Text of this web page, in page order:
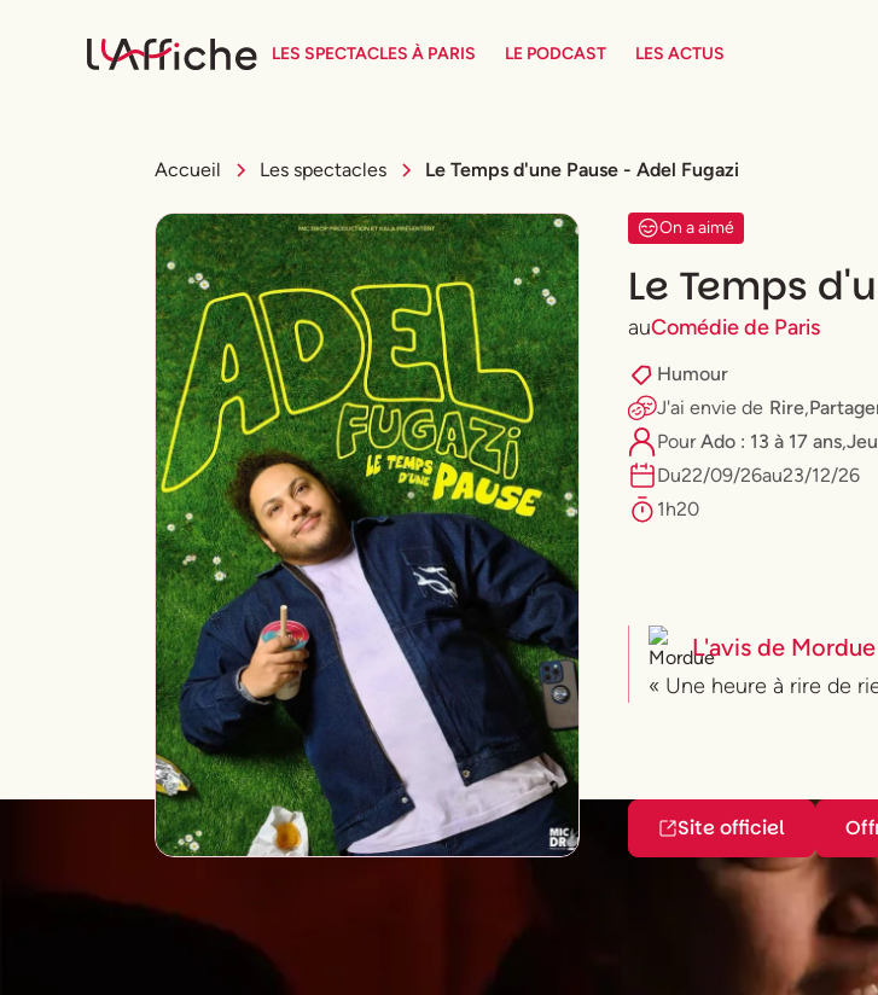
LES SPECTACLES À PARIS LE PODCAST LES ACTUS
Accueil Les spectacles Le Temps d'une Pause - Adel Fugazi
On a aimé
Le Temps
auComédie de Paris
Humour
J'ai envie de Rire,
PourAdo : 13 à 17 ans,
Du22/09/26au23/12/26
1h20
L'avis de Mordue
« Une heure à rire de
Site officiel